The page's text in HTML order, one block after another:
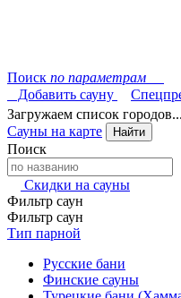
Поиск по параметрам
Добавить сауну
Загружаем список
Сауны на карте
Найти
Поиск
Скидки на сауны
Фильтр саун
Фильтр саун
Тип парной
Русские бани
Финские сауны